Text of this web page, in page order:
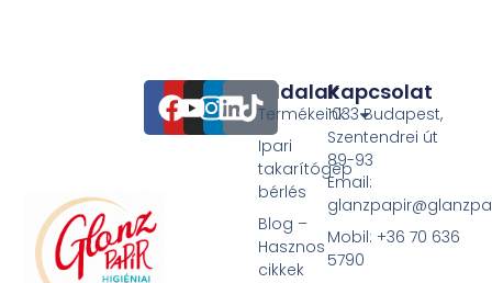
Oldalak
Termékeink
Ipari
takarítógép
bérlés
Blog –
Hasznos
cikkek
Kapcsolat
1033 Budapest,
Szentendrei út
89-93
Email:
Mobil: +36 70 636
5790